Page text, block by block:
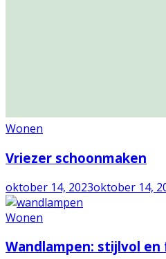
Wonen
Vriezer schoonmaken
oktober 14, 2023oktober 14,
Wonen
Wandlampen: stijlvol